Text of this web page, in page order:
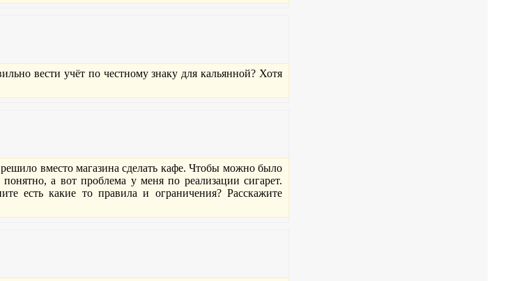
вести учёт по честному знаку для кальянной? Хотя
вместо магазина сделать кафе. Чтобы можно было
а вот проблема у меня по реализации сигарет.
есть какие то правила и ограничения? Расскажите